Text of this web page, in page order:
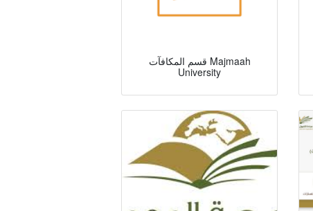
قسم المكافآت Majmaah
University